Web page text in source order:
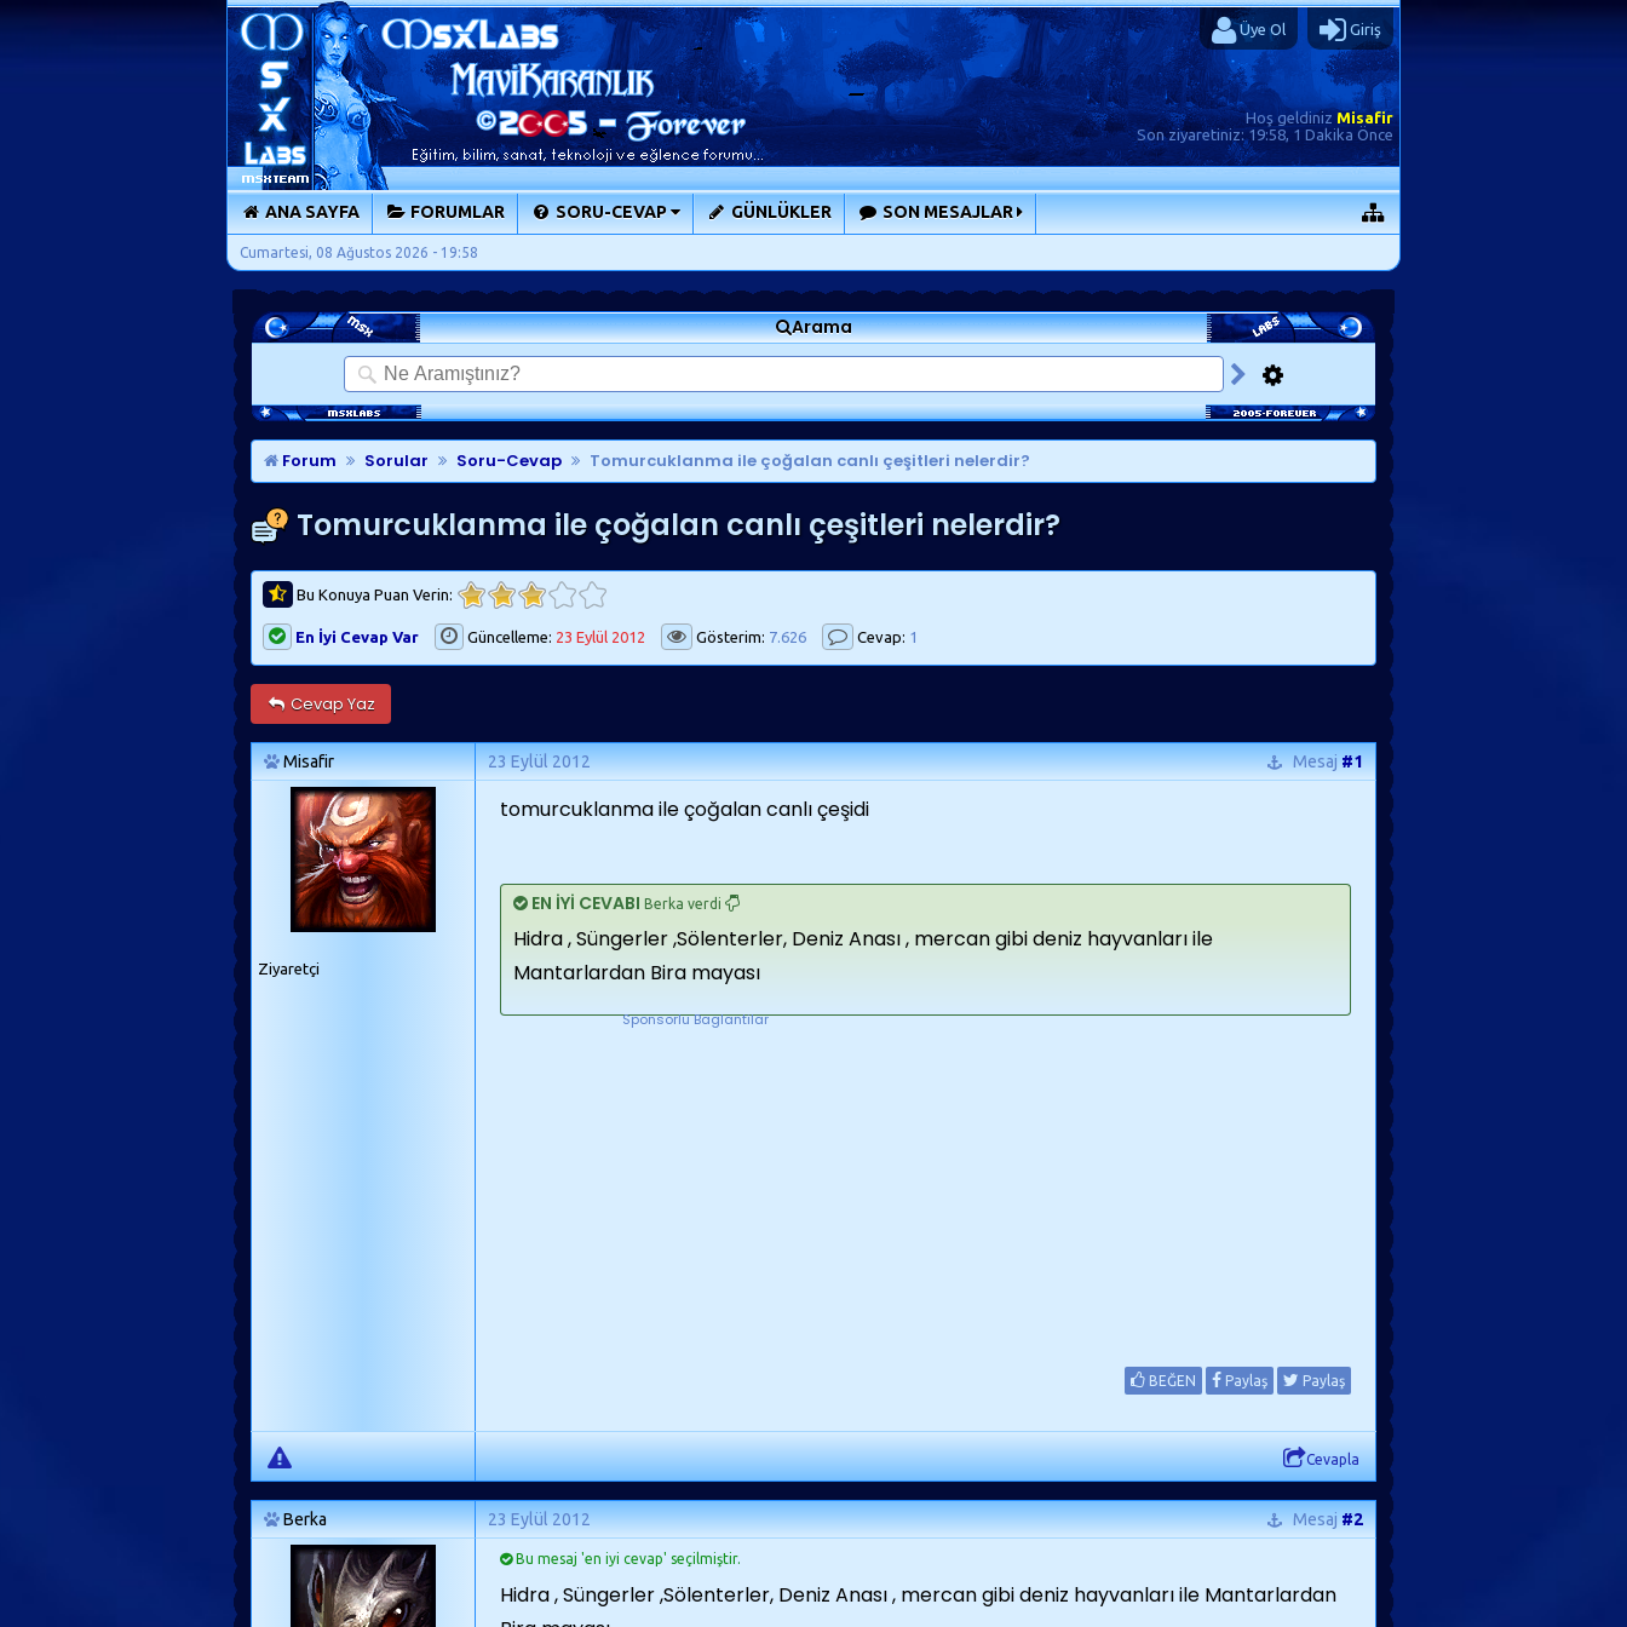
Üye Ol Giriş
Hoş geldiniz Misafir
Son ziyaretiniz:19:58, 1 Dakika Önce
ANA SAYFA FORUMLAR SORU-CEVAP GÜNLÜKLER SON MESAJLAR
Cumartesi, 08 Ağustos 2026 - 19:58
Arama
Forum Sorular Soru-Cevap Tomurcuklanma ile çoğalan canlı çeşitleri nelerdir?
Tomurcuklanma ile çoğalan canlı çeşitleri nelerdir?
Bu Konuya Puan Verin:
En İyi Cevap Var Güncelleme: 23 Eylül 2012 Gösterim: 7.626 Cevap: 1
Cevap Yaz
Misafir 23 Eylül 2012 Mesaj#1
Ziyaretçi
tomurcuklanma ile çoğalan canlı çeşidi
EN İYİ CEVABI Berka verdi
Hidra , Süngerler ,Sölenterler, Deniz Anası , mercan gibi deniz hayvanları ile
Mantarlardan Bira mayası
Sponsorlu Baglantilar
BEĞEN Paylaş Paylaş
Cevapla
Berka 23 Eylül 2012 Mesaj#2
Bu mesaj 'en iyi cevap' seçilmiştir.
Hidra , Süngerler ,Sölenterler, Deniz Anası , mercan gibi deniz hayvanları ile Mantarlardan